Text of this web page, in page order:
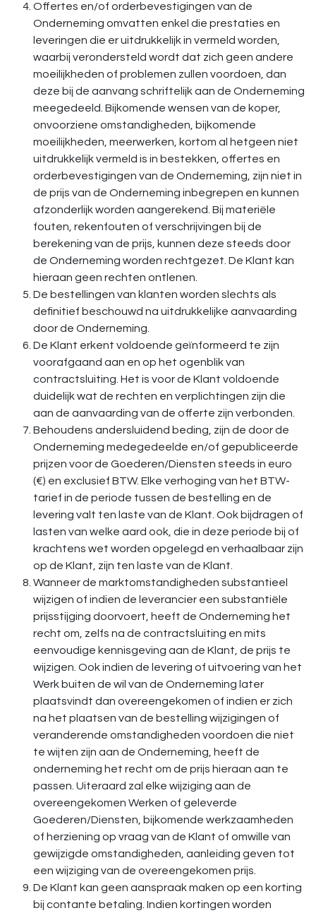
Offertes en/of orderbevestigingen van de
Onderneming omvatten enkel die prestaties en
leveringen die er uitdrukkelijk in vermeld worden,
waarbij verondersteld wordt dat zich geen andere
moeilijkheden of problemen zullen voordoen, dan
deze bij de aanvang schriftelijk aan de Onderneming
meegedeeld. Bijkomende wensen van de koper,
onvoorziene omstandigheden, bijkomende
moeilijkheden, meerwerken, kortom al hetgeen niet
uitdrukkelijk vermeld is in bestekken, offertes en
orderbevestigingen van de Onderneming, zijn niet in
de prijs van de Onderneming inbegrepen en kunnen
afzonderlijk worden aangerekend. Bij materiële
fouten, rekenfouten of verschrijvingen bij de
berekening van de prijs, kunnen deze steeds door
de Onderneming worden rechtgezet. De Klant kan
hieraan geen rechten ontlenen.
De bestellingen van klanten worden slechts als
definitief beschouwd na uitdrukkelijke aanvaarding
door de Onderneming.
De Klant erkent voldoende geïnformeerd te zijn
voorafgaand aan en op het ogenblik van
contractsluiting. Het is voor de Klant voldoende
duidelijk wat de rechten en verplichtingen zijn die
aan de aanvaarding van de offerte zijn verbonden.
Behoudens andersluidend beding, zijn de door de
Onderneming medegedeelde en/of gepubliceerde
prijzen voor de Goederen/Diensten steeds in euro
(€) en exclusief BTW. Elke verhoging van het BTW-
tarief in de periode tussen de bestelling en de
levering valt ten laste van de Klant. Ook bijdragen of
lasten van welke aard ook, die in deze periode bij of
krachtens wet worden opgelegd en verhaalbaar zijn
op de Klant, zijn ten laste van de Klant.
Wanneer de marktomstandigheden substantieel
wijzigen of indien de leverancier een substantiële
prijsstijging doorvoert, heeft de Onderneming het
recht om, zelfs na de contractsluiting en mits
eenvoudige kennisgeving aan de Klant, de prijs te
wijzigen. Ook indien de levering of uitvoering van het
Werk buiten de wil van de Onderneming later
plaatsvindt dan overeengekomen of indien er zich
na het plaatsen van de bestelling wijzigingen of
veranderende omstandigheden voordoen die niet
te wijten zijn aan de Onderneming, heeft de
onderneming het recht om de prijs hieraan aan te
passen. Uiteraard zal elke wijziging aan de
overeengekomen Werken of geleverde
Goederen/Diensten, bijkomende werkzaamheden
of herziening op vraag van de Klant of omwille van
gewijzigde omstandigheden, aanleiding geven tot
een wijziging van de overeengekomen prijs.
De Klant kan geen aanspraak maken op een korting
bij contante betaling. Indien kortingen worden